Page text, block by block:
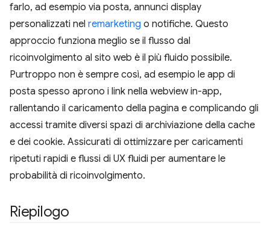
farlo, ad esempio via posta, annunci display
personalizzati nel remarketing o notifiche. Questo
approccio funziona meglio se il flusso dal
ricoinvolgimento al sito web è il più fluido possibile.
Purtroppo non è sempre così, ad esempio le app di
posta spesso aprono i link nella webview in-app,
rallentando il caricamento della pagina e complicando gli
accessi tramite diversi spazi di archiviazione della cache
e dei cookie. Assicurati di ottimizzare per caricamenti
ripetuti rapidi e flussi di UX fluidi per aumentare le
probabilità di ricoinvolgimento.
Riepilogo